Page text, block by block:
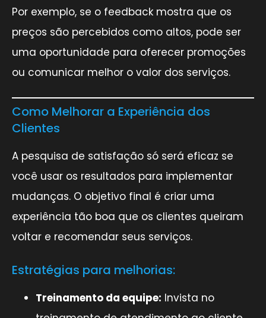
Por exemplo, se o feedback mostra que os
preços são percebidos como altos, pode ser
uma oportunidade para oferecer promoções
ou comunicar melhor o valor dos serviços.
Como Melhorar a Experiência dos
Clientes
A pesquisa de satisfação só será eficaz se
você usar os resultados para implementar
mudanças. O objetivo final é criar uma
experiência tão boa que os clientes queiram
voltar e recomendar seus serviços.
Estratégias para melhorias:
Treinamento da equipe: Invista no